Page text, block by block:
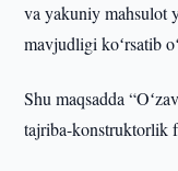
va yakuniy mahsulot
mavjudligi koʻrsatib
Shu maqsadda
tajriba-konstruktorlik